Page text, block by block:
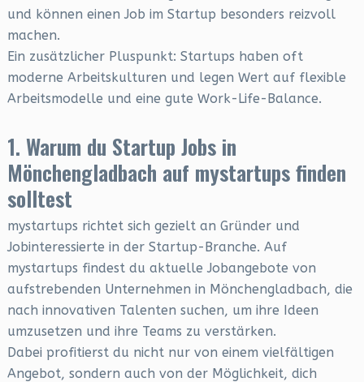
und können einen Job im Startup besonders reizvoll
machen.
Ein zusätzlicher Pluspunkt: Startups haben oft
moderne Arbeitskulturen und legen Wert auf flexible
Arbeitsmodelle und eine gute Work-Life-Balance.
1. Warum du Startup Jobs in
Mönchengladbach auf mystartups finden
solltest
mystartups richtet sich gezielt an Gründer und
Jobinteressierte in der Startup-Branche. Auf
mystartups findest du aktuelle Jobangebote von
aufstrebenden Unternehmen in Mönchengladbach, die
nach innovativen Talenten suchen, um ihre Ideen
umzusetzen und ihre Teams zu verstärken.
Dabei profitierst du nicht nur von einem vielfältigen
Angebot, sondern auch von der Möglichkeit, dich